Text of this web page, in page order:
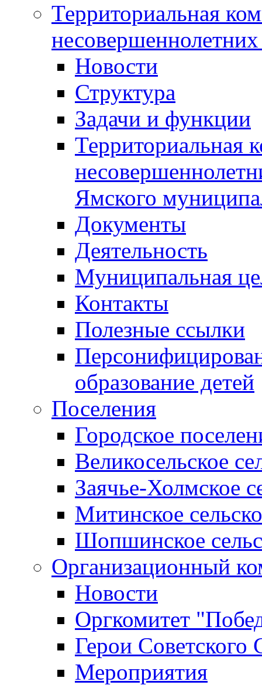
Территориальная
Новости
Структура
Задачи и функции
Территориальная
Ямского
Документы
Деятельность
Муниципальная
Контакты
Полезные ссылки
образование детей
Поселения
Городское
Великосельское
Заячье-Холмское
Митинское
Шопшинское
Организационный
Новости
Оргкомитет
Герои Советского
Мероприятия